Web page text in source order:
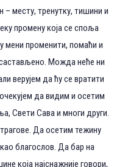
месту, тренутку, тишини и
промену која се споља
мени променити, помаћи и
Можда неће ни
верујем да ћу се вратити
да видим и осетим
Свети Сава и многи други.
Да осетим тежину
благослов. Да бар на
која најснажније говори,